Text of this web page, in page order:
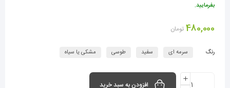
بفرمایید.
480,000 تومان
رنگ سرمه ای سفید طوسی مشکی یا سیاه
افزودن به سبد خرید